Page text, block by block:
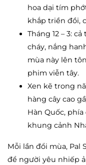
hoa dại tím
khắp triền đồi,
Tháng 12 – 3:
cháy, nắng
mùa này lên
phim viễn tây.
Xen kẽ trong
hàng cây cao
Hàn Quốc,
khung cảnh
Mỗi lần đổi mùa, Pal
để người yêu nhiếp